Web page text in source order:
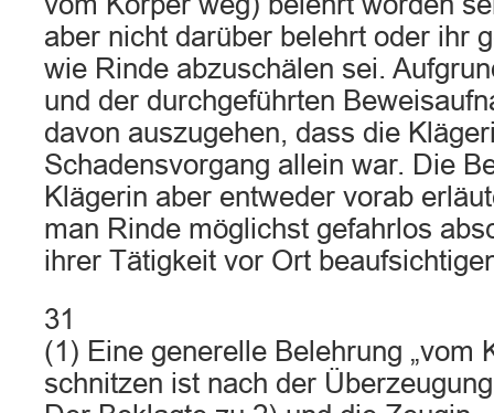
aber nicht darüber belehrt oder ihr
wie Rinde abzuschälen sei.
und der durchgeführten
davon auszugehen, dass die
Schadensvorgang allein war. Die
Klägerin aber entweder vorab
man Rinde möglichst gefahrlos
ihrer Tätigkeit vor Ort
31
(1) Eine generelle Belehrung „vom
schnitzen ist nach der